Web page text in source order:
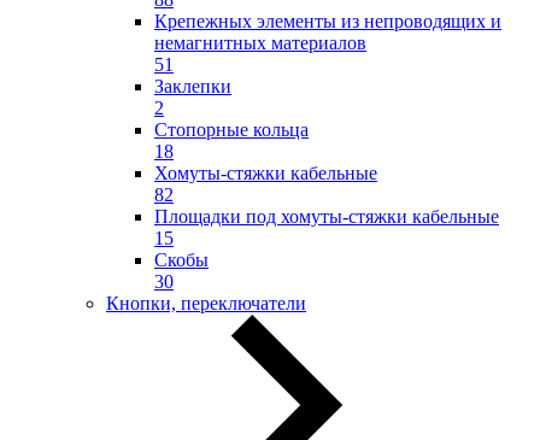
Крепежных элементы из непроводящих и
немагнитных материалов
51
Заклепки
2
Стопорные кольца
18
Хомуты-стяжки кабельные
82
Площадки под хомуты-стяжки кабельные
15
Скобы
30
Кнопки, переключатели